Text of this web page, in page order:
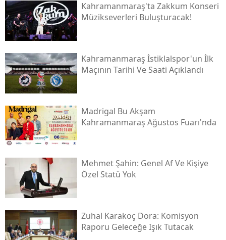
Kahramanmaraş'ta Zakkum Konseri
Müzikseverleri Buluşturacak!
Kahramanmaraş İstiklalspor'un İlk
Maçının Tarihi Ve Saati Açıklandı
Madrigal Bu Akşam
Kahramanmaraş Ağustos Fuarı'nda
Mehmet Şahin: Genel Af Ve Kişiye
Özel Statü Yok
Zuhal Karakoç Dora: Komisyon
Raporu Geleceğe Işık Tutacak